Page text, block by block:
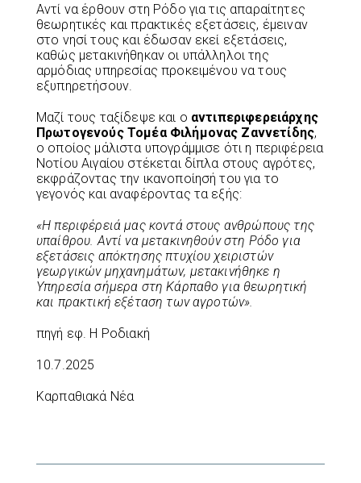
Αντί να έρθουν στη Ρόδο για τις απαραίτητες
θεωρητικές και πρακτικές εξετάσεις, έμειναν
στο νησί τους και έδωσαν εκεί εξετάσεις,
καθώς μετακινήθηκαν οι υπάλληλοι της
αρμόδιας υπηρεσίας προκειμένου να τους
εξυπηρετήσουν.
Μαζί τους ταξίδεψε και ο αντιπεριφερειάρχης
Πρωτογενούς Τομέα Φιλήμονας Ζαννετίδης,
ο οποίος μάλιστα υπογράμμισε ότι η περιφέρεια
Νοτίου Αιγαίου στέκεται δίπλα στους αγρότες,
εκφράζοντας την ικανοποίησή του για το
γεγονός και αναφέροντας τα εξής:
«Η περιφέρειά μας κοντά στους ανθρώπους της
υπαίθρου. Αντί να μετακινηθούν στη Ρόδο για
εξετάσεις απόκτησης πτυχίου χειριστών
γεωργικών μηχανημάτων, μετακινήθηκε η
Υπηρεσία σήμερα στη Κάρπαθο για θεωρητική
και πρακτική εξέταση των αγροτών».
πηγή εφ. Η Ροδιακή
10.7.2025
Καρπαθιακά Νέα